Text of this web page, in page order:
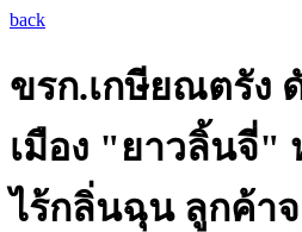
back
ขรก.เกษียณตรัง
เมือง "ยาวลิ้นจี่"
ไร้กลิ่นฉุน ลูกค้า